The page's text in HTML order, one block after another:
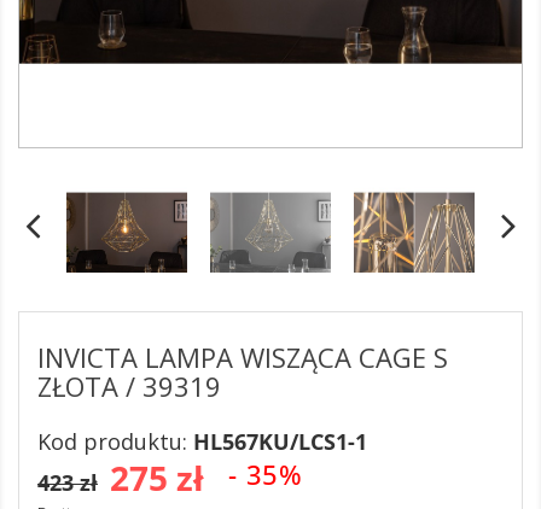
INVICTA LAMPA WISZĄCA CAGE S
ZŁOTA / 39319
Kod produktu: HL567KU/LCS1-1
275 zł - 35%
423 zł